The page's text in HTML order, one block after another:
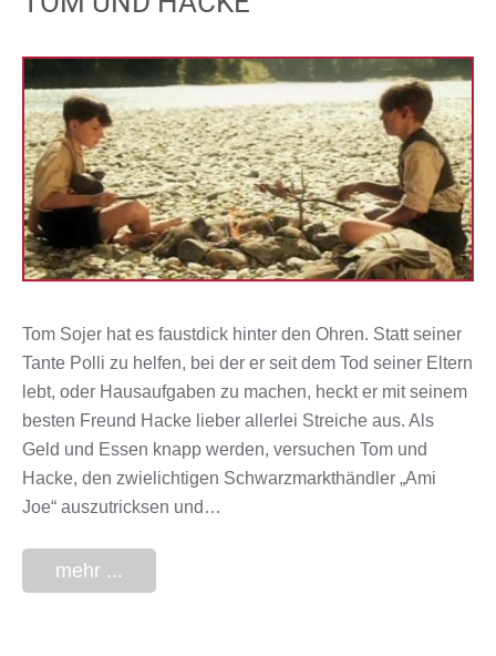
Tom Sojer hat es faustdick hinter den Ohren. Statt seiner
Tante Polli zu helfen, bei der er seit dem Tod seiner Eltern
lebt, oder Hausaufgaben zu machen, heckt er mit seinem
besten Freund Hacke lieber allerlei Streiche aus. Als
Geld und Essen knapp werden, versuchen Tom und
Hacke, den zwielichtigen Schwarzmarkthändler „Ami
Joe“ auszutricksen und…
mehr ...